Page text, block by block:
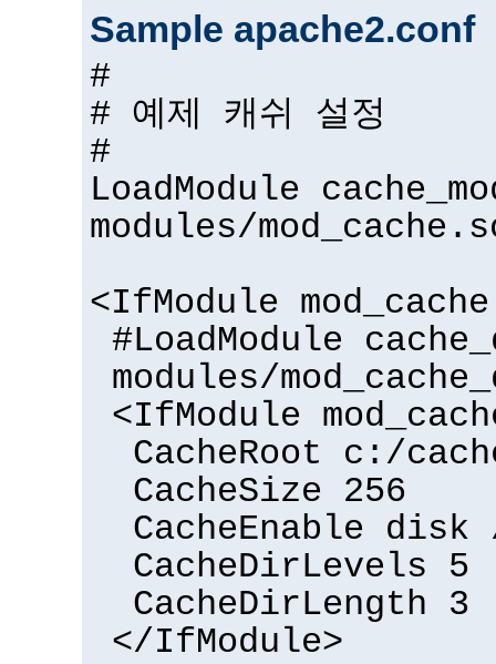
Sample apache2.conf
#
# 예제 캐쉬 설정
#
LoadModule
modules/
<IfModule
#LoadModule
modules/
<IfModule
CacheRoot c:/
CacheSize 256
CacheEnable disk
CacheDirLevels 5
CacheDirLength 3
</IfModule>